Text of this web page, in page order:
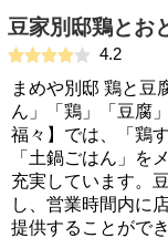
豆家別邸鶏とお
4.2
まめや別邸 鶏と豆
ん」「鶏」「豆腐
福々】では、「鶏
「土鍋ごはん」を
充実しています。
し、営業時間内に
提供することがで